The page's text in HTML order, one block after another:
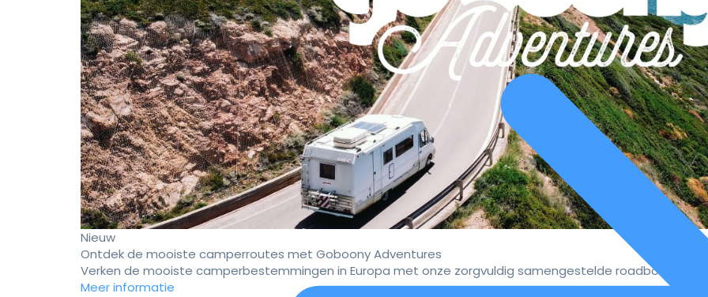
Nieuw
Ontdek de mooiste camperroutes met Goboony Adventures
Verken de mooiste camperbestemmingen in Europa met onze zorgvuldig samengestelde roadbooks.
Meer informatie